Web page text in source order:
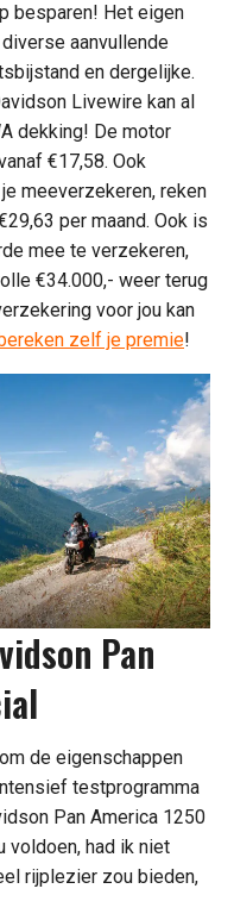
besparen! Het eigen
aanvullende
en dergelijke.
Livewire kan al
dekking! De motor
€17,58. Ook
meeverzekeren, reken
per maand. Ook is
mee te verzekeren,
€34.000,- weer terug
voor jou kan
bereken zelf je premie!
Pan
de eigenschappen
testprogramma
Pan America 1250
voldoen, had ik niet
rijplezier zou bieden,